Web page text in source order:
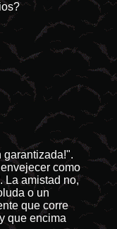
garantizada!".
como
La amistad no,
o un
que corre
que encima